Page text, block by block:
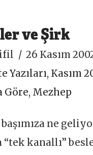
ve Şirk
26 Kasım
Yazıları, Kasım
Göre, Mezhep
ne
kanallı”